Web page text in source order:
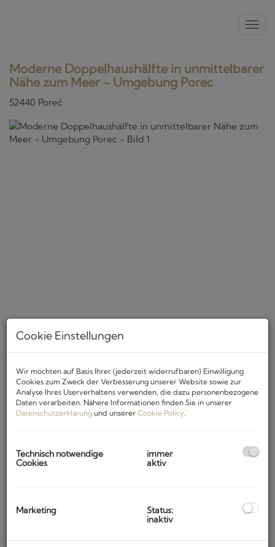
Moderne Doppelhaushälfte in unmittelbarer
Nähe zum Meer - Umgebung Porec
52440 Poreč
Beschreibung
Diesemoderne Doppelhaushälfte wurde 2023 gebaut
und
ausgestattet und wird aktuell touristisch vermietet.
mit Familie und Freunden die Sommertage zu genießen.
modernen Möbeln und Geräten
ausgestattet und bietet darüberhinaus im 2. OG auch Platz
Cookie Einstellungen
Wir möchten auf Basis Ihrer (jederzeit widerrufbaren) Einwilligung
Cookies zum Zweck der Verbesserung unserer Website sowie zur
Analyse Ihres Userverhaltens verwenden, die dazu personenbezogene
Daten verarbeiten. Nähere Informationen finden Sie in unserer
Datenschutzerklärung und unserer Cookie Policy
Technisch notwendige
Cookies
immer
aktiv
Marketing
Status:
inaktiv